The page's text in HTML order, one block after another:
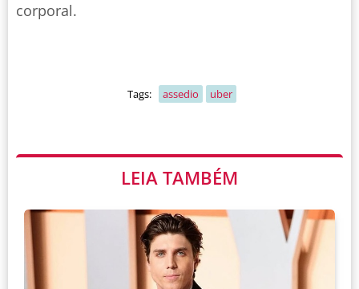
corporal.
Tags: assedio uber
LEIA TAMBÉM